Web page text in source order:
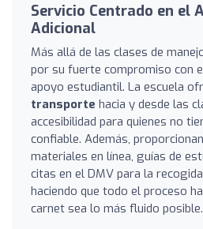
Servicio Centrado en el
Adicional
Más allá de las clases de
por su fuerte compromiso con
apoyo estudiantil. La escuela
transporte hacia y desde las
accesibilidad para quienes no
confiable. Además,
materiales en línea, guías de
citas en el DMV para la
haciendo que todo el proceso
carnet sea lo más fluido posible.